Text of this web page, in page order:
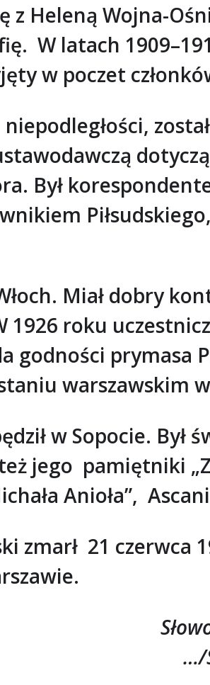
z Heleną Wojna-
W latach
w poczet
Był
Miał dobry
roku
godności prymasa
warszawskim
w Sopocie. Był
jego pamiętniki
Anioła”,
zmarł 21
…/